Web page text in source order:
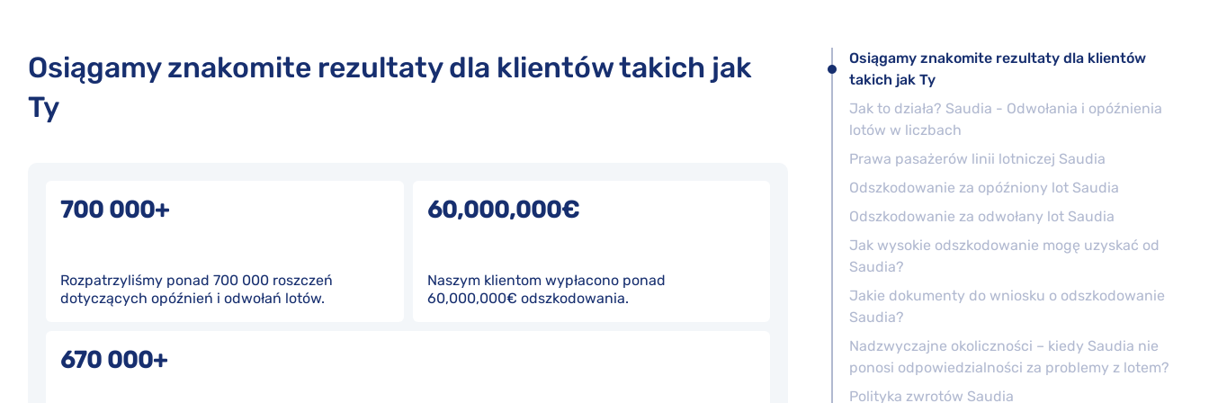
Osiągamy znakomite rezultaty dla klientów takich jak
Ty
700 000+
Rozpatrzyliśmy ponad 700 000 roszczeń
dotyczących opóźnień i odwołań lotów.
60,000,000€
Naszym klientom wypłacono ponad
60,000,000€ odszkodowania.
670 000+
Osiągamy znakomite rezultaty dla klientów
takich jak Ty
Jak to działa? Saudia - Odwołania i opóźnienia
lotów w liczbach
Prawa pasażerów linii lotniczej Saudia
Odszkodowanie za opóźniony lot Saudia
Odszkodowanie za odwołany lot Saudia
Jak wysokie odszkodowanie mogę uzyskać od
Saudia?
Jakie dokumenty do wniosku o odszkodowanie
Saudia?
Nadzwyczajne okoliczności – kiedy Saudia nie
ponosi odpowiedzialności za problemy z lotem?
Polityka zwrotów Saudia